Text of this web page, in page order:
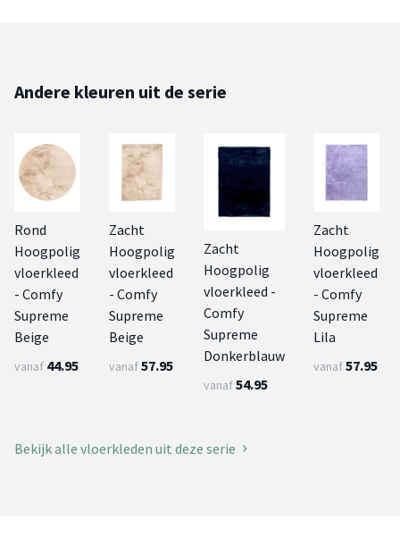
Andere kleuren uit de serie
Rond
Hoogpolig
vloerkleed
- Comfy
Supreme
Beige
vanaf 44.95
Zacht
Hoogpolig
vloerkleed
- Comfy
Supreme
Beige
vanaf57.95
Zacht
Hoogpolig
vloerkleed -
Comfy
Supreme
Donkerblauw
vanaf54.95
Zacht
Hoogpolig
vloerkleed
- Comfy
Supreme
Lila
vanaf57.95
Bekijk alle vloerkleden uit deze serie